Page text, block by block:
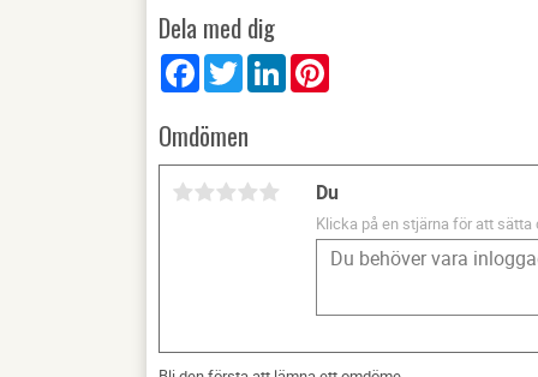
Dela med dig
FacebookTwitter LinkedIn
Omdömen
Du
Klicka på en stjärna för att sätta